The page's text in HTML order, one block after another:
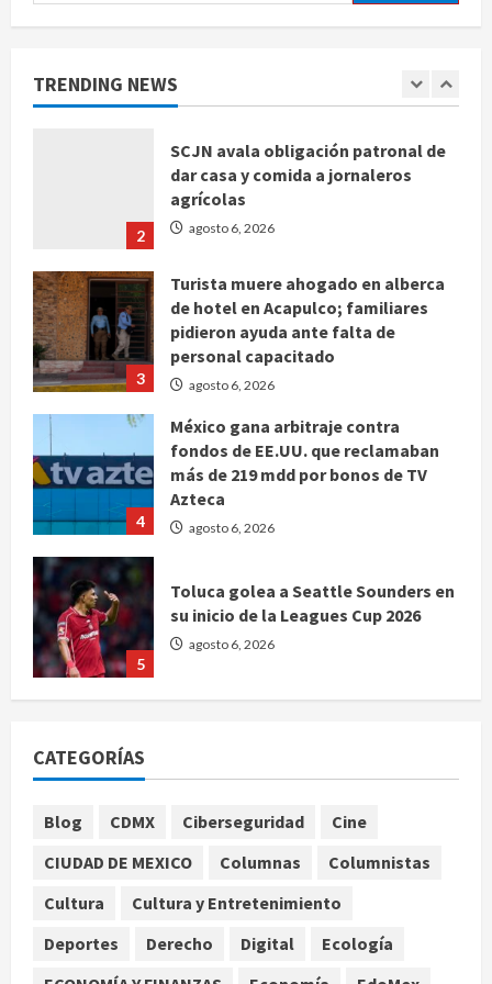
TRENDING NEWS
1
Sin información disponible sobre el
Aeropuerto Internacional de la
2
SCJN avala obligación patronal de
dar casa y comida a jornaleros
agrícolas
agosto 6, 2026
3
Turista muere ahogado en alberca
de hotel en Acapulco; familiares
pidieron ayuda ante falta de
personal capacitado
agosto 6, 2026
4
México gana arbitraje contra
fondos de EE.UU. que reclamaban
más de 219 mdd por bonos de TV
Azteca
agosto 6, 2026
5
Toluca golea a Seattle Sounders en
su inicio de la Leagues Cup 2026
agosto 6, 2026
SCJN avala obligación patronal de
agrícolas
agosto 6, 2026
CATEGORÍAS
Blog CDMX Ciberseguridad
Cine
CIUDAD DE MEXICO
Columnas
Columnistas
Cultura
Cultura y Entretenimiento
Deportes
Derecho Digital
Ecología